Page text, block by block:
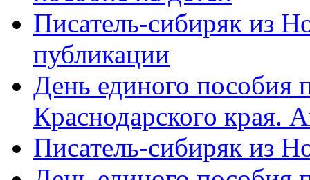
Писатель-сибиряк из
публикации
День единого пособия
Краснодарского края.
Писатель-сибиряк из